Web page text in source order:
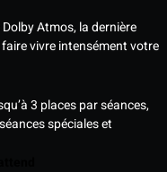
Atmos, la dernière
vivre intensément votre
3 places par séances,
spéciales et